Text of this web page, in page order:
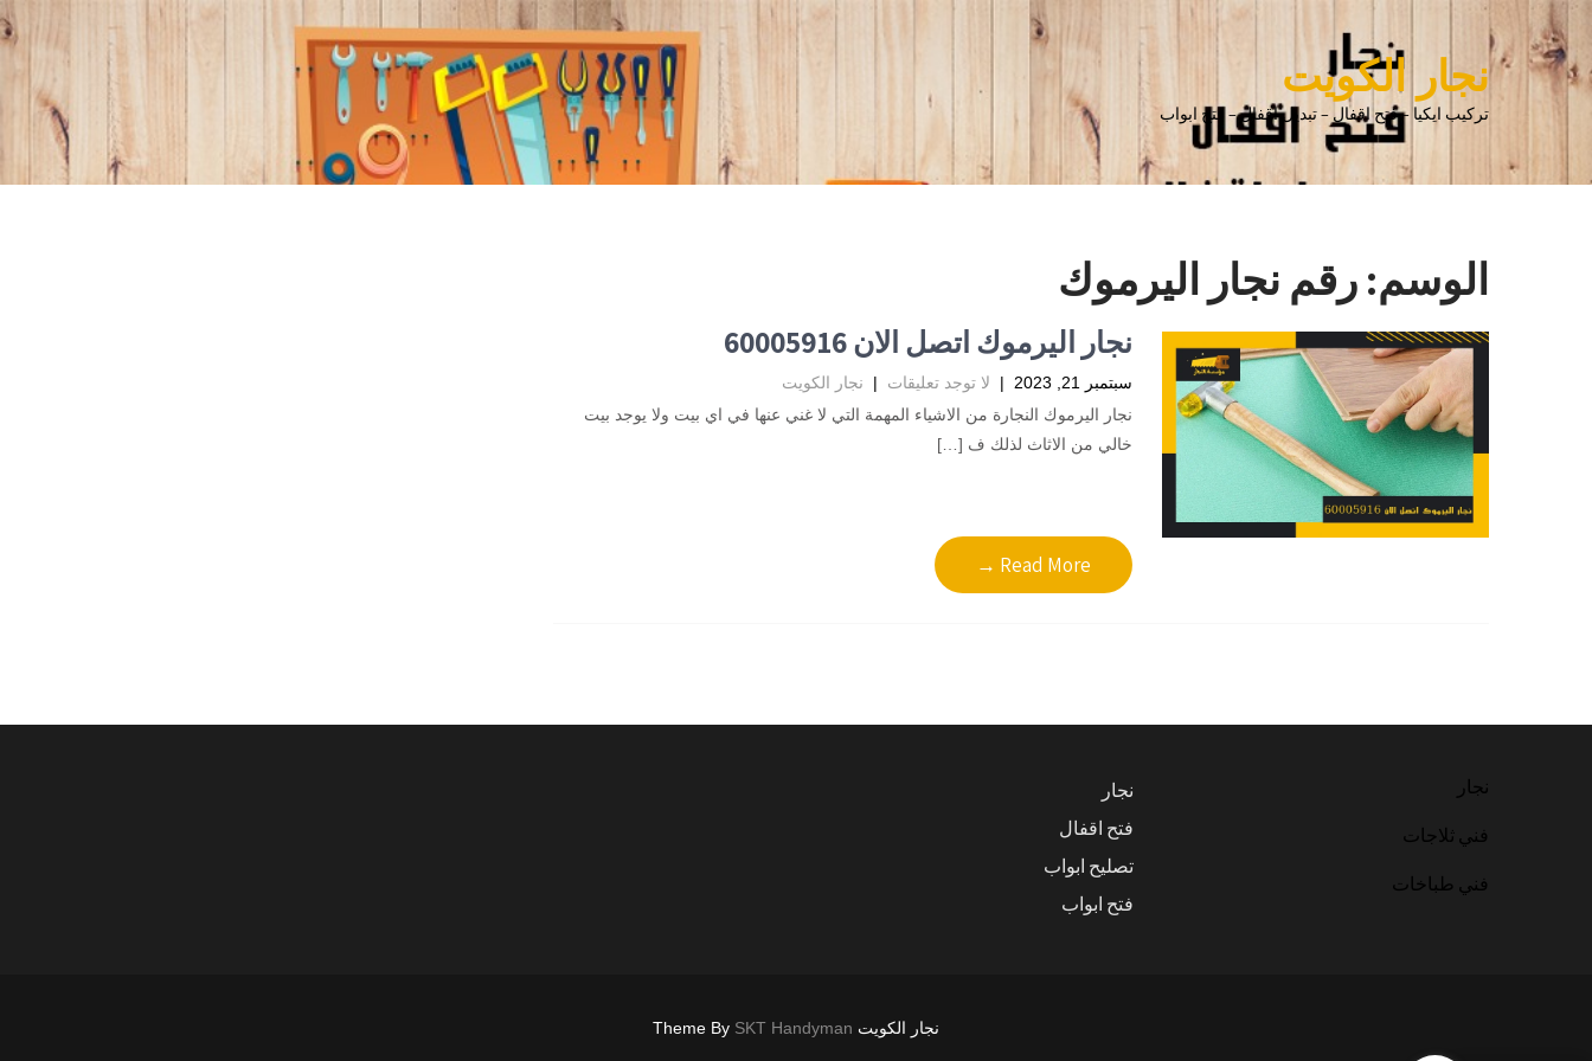
نجار الكويت
تركيب ايكيا – فتح اقفال – تبديل اقفال – فتح ابواب
الوسم:رقم نجار اليرموك
نجار اليرموك اتصل الان 60005916
سبتمبر 21, 2023 | لا توجد تعليقات | نجار الكويت
نجار اليرموك النجارة من الاشياء المهمة التي لا غني عنها في اي بيت ولا يوجد بيت
خالي من الاثاث لذلك ف […]
Read More →
نجار
فني ثلاجات
فني طباخات
نجار
فتح اقفال
تصليح ابواب
فتح ابواب
نجار الكويت Theme By SKT Handyman